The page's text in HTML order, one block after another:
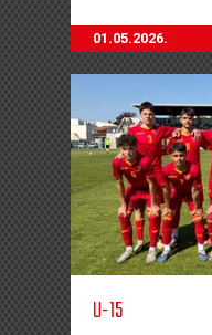
01.05.2026.
U-15